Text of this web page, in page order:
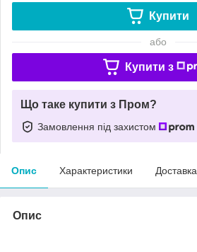
Купити
або
Купити з
Що таке купити з Пром?
Замовлення під захистом
Опис Характеристики Доставка
Опис